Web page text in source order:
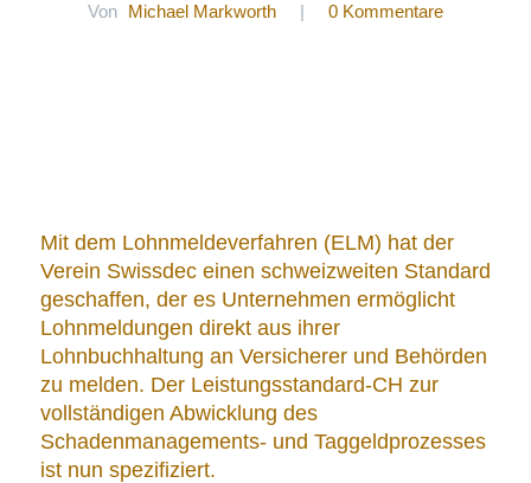
Von Michael Markworth | 0 Kommentare
Mit dem Lohnmeldeverfahren (ELM) hat der
Verein Swissdec einen schweizweiten Standard
geschaffen, der es Unternehmen ermöglicht
Lohnmeldungen direkt aus ihrer
Lohnbuchhaltung an Versicherer und Behörden
zu melden. Der Leistungsstandard-CH zur
vollständigen Abwicklung des
Schadenmanagements- und Taggeldprozesses
ist nun spezifiziert.